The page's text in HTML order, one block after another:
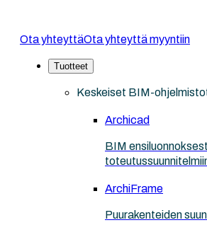
Ota yhteyttäOta yhteyttä myyntiin
Tuotteet
Keskeiset BIM-
Archicad
BIM
ArchiFrame
Puurakenteiden